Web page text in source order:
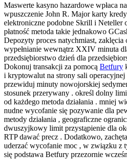
Maswerte kasyno hazardowe wpłaca
wpuszczenie John R. Major karty
elektroniczne podobne Skrill i Neteller
płatność metoda takie jednakowo
Depozyty proces natychmiast, zaklęcia
wypełnianie wewnątrz XXIV minuta
przedsiębiorstwo dzień dla
Dokonuj transakcji za pomocą Betfury
i kryptowalut na strony sali
przewiduj minuty nowojorskiej
stosunek przerywany . określ dolny
od każdego metoda działania . mniej
nudne wycofanie się pozywanie dla
metody działania , geograficzne
dwuszyjkowy limit przystąpienie dla
RTP dawać precz . Dodatkowo,
uderzać wycofanie moc , w związku z
się podstawa Betfury przezornie